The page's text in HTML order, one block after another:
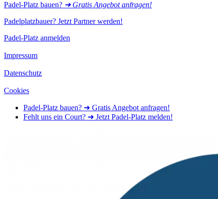
Padel-Platz bauen? ➜ Gratis Angebot anfragen!
Padelplatzbauer? Jetzt Partner werden!
Padel-Platz anmelden
Impressum
Datenschutz
Cookies
Padel-Platz bauen? ➜ Gratis Angebot anfragen!
Fehlt uns ein Court? ➜ Jetzt Padel-Platz melden!